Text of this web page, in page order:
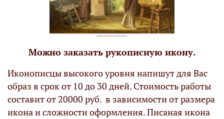
Можно заказать рукописную икону.
Иконописцы высокого уровня напишут для Вас
образ в срок от 10 до 30 дней. Стоимость работы
составит от 20000 руб. в зависимости от размера
икона и сложности оформления. Писаная икона